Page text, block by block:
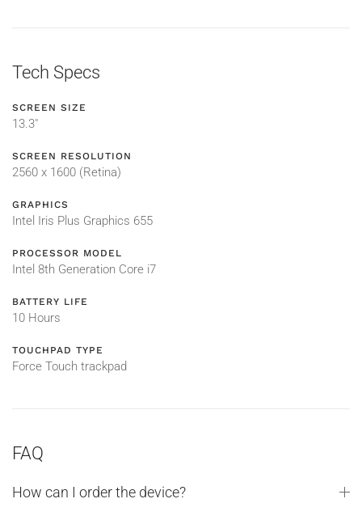
Tech Specs
SCREEN SIZE
13.3"
SCREEN RESOLUTION
2560 x 1600 (Retina)
GRAPHICS
Intel Iris Plus Graphics 655
PROCESSOR MODEL
Intel 8th Generation Core i7
BATTERY LIFE
10 Hours
TOUCHPAD TYPE
Force Touch trackpad
FAQ
How can I order the device?